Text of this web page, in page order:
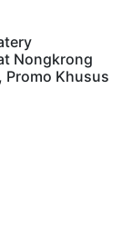
Nongkrong
Promo Khusus